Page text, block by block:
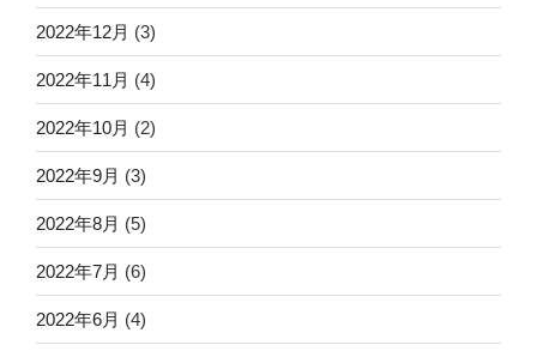
2022年12月 (3)
2022年11月 (4)
2022年10月 (2)
2022年9月 (3)
2022年8月 (5)
2022年7月 (6)
2022年6月 (4)